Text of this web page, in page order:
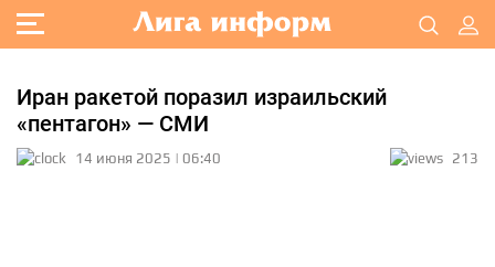
Иран ракетой поразил израильский
«пентагон» — СМИ
14 июня 2025 | 06:40 213